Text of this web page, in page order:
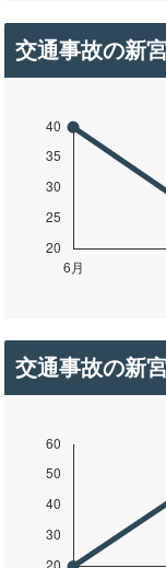
交通事故の新
交通事故の新